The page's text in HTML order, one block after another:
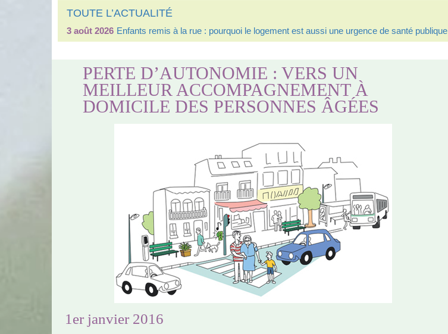
TOUTE L’ACTUALITÉ
3 août 2026 Enfants remis à la rue : pourquoi le logement est aussi une urgence de santé publique
PERTE D’AUTONOMIE : VERS UN
MEILLEUR ACCOMPAGNEMENT À
DOMICILE DES PERSONNES ÂGÉES
1er janvier 2016